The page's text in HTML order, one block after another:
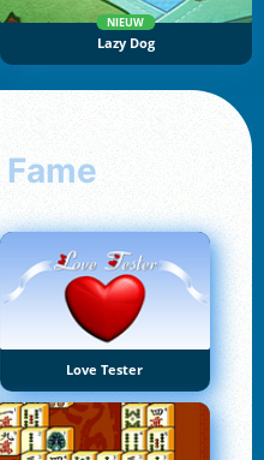
NIEUW
Lazy Dog
Fame
Love Tester